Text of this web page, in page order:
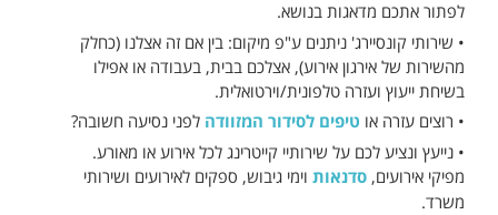
לפתור אתכם מדאגות בנושא.
• שירותי קונסיירג' ניתנים ע"פ מיקום: בין אם זה אצלנו (כחלק
מהשירות של אירגון אירוע), אצלכם בבית, בעבודה או אפילו
בשיחת ייעוץ ועזרה טלפונית/וירטואלית.
• רוצים עזרה או טיפים לסידור המזוודה לפני נסיעה חשובה?
• נייעץ ונציע לכם על שירותיי קייטרינג לכל אירוע או מאורע.
מפיקי אירועים, סדנאות וימי גיבוש, ספקים לאירועים ושירותי
משרד.